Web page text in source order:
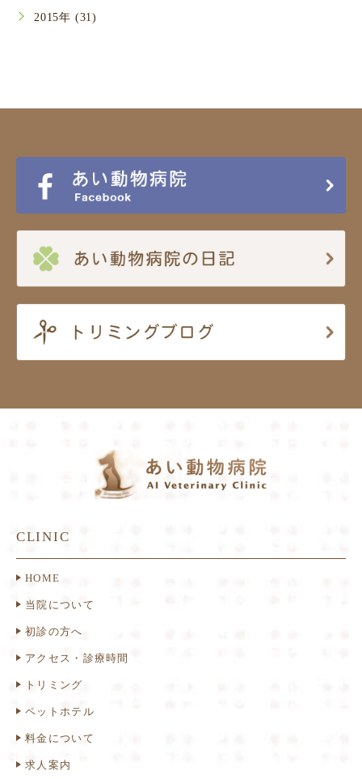
2015年 (31)
CLINIC
HOME
当院について
初診の方へ
アクセス・診療時間
トリミング
ペットホテル
料金について
求人案内